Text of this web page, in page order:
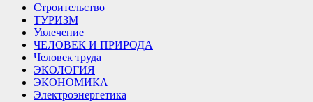
Строительство
ТУРИЗМ
Увлечение
ЧЕЛОВЕК И ПРИРОДА
Человек труда
ЭКОЛОГИЯ
ЭКОНОМИКА
Электроэнергетика